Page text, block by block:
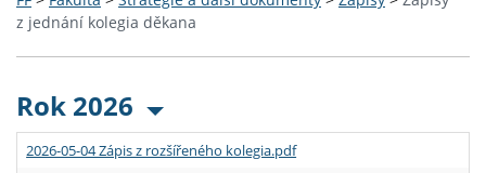
z jednání kolegia děkana
Rok 2026
2026-05-04 Zápis z rozšířeného kolegia.pdf